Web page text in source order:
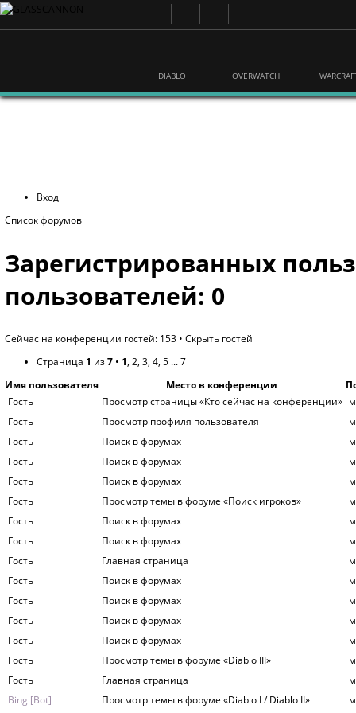
DIABLO OVERWATCH
Вход
Список форумов
Зарегистрированных
пользователей: 0
Сейчас на конференции гостей: 153 • Скрыть гостей
Страница 1 из7 • 1, 2, 3, 4, 5 ...7
Имя пользователя
Место в конференции
Гость
Просмотр страницы «Кто сейчас на конференции»
Гость
Просмотр профиля пользователя
Гость
Поиск в форумах
Гость
Поиск в форумах
Гость
Поиск в форумах
Гость
Просмотр темы в форуме «Поиск игроков»
Гость
Поиск в форумах
Гость
Поиск в форумах
Гость
Главная страница
Гость
Поиск в форумах
Гость
Поиск в форумах
Гость
Поиск в форумах
Гость
Поиск в форумах
Гость
Просмотр темы в форуме «Diablo III»
Гость
Главная страница
Bing [Bot]
Просмотр темы в форуме «Diablo I / Diablo II»